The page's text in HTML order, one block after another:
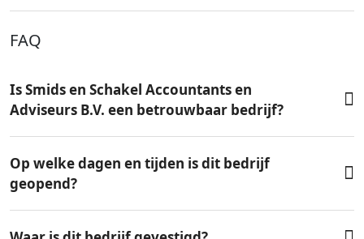
FAQ
Is Smids en Schakel Accountants en
Adviseurs B.V. een betrouwbaar bedrijf?
Op welke dagen en tijden is dit bedrijf
geopend?